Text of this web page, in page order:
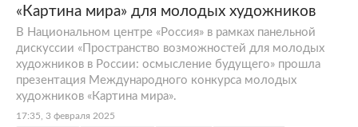
«Картина мира» для молодых художников
В Национальном центре «Россия» в рамках панельной
дискуссии «Пространство возможностей для молодых
художников в России: осмысление будущего» прошла
презентация Международного конкурса молодых
художников «Картина мира».
17:35, 3 февраля 2025